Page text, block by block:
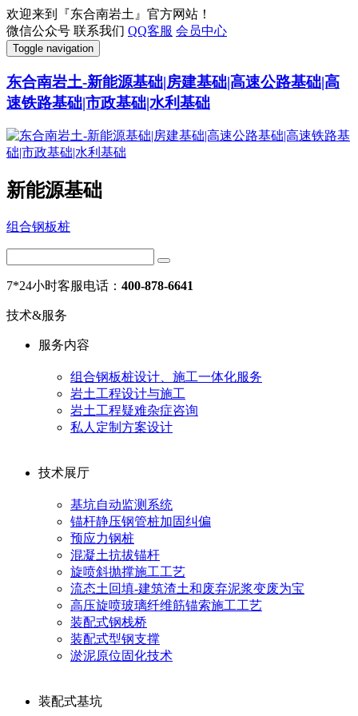
欢迎来到『东合南岩土』官方网站！
微信公众号 联系我们 QQ客服 会员中心
Toggle navigation
东合南岩土-新能源基础|房建基础|高速公路基础|高
速铁路基础|市政基础|水利基础
新能源基础
组合钢板桩
7*24小时客服电话： 400-878-6641
技术&服务
服务内容
组合钢板桩设计、施工一体化服务
岩土工程设计与施工
岩土工程疑难杂症咨询
私人定制方案设计
技术展厅
基坑自动监测系统
锚杆静压钢管桩加固纠偏
预应力钢桩
混凝土抗拔锚杆
旋喷斜抛撑施工工艺
流态土回填-建筑渣土和废弃泥浆变废为宝
高压旋喷玻璃纤维筋锚索施工工艺
装配式钢栈桥
装配式型钢支撑
淤泥原位固化技术
装配式基坑